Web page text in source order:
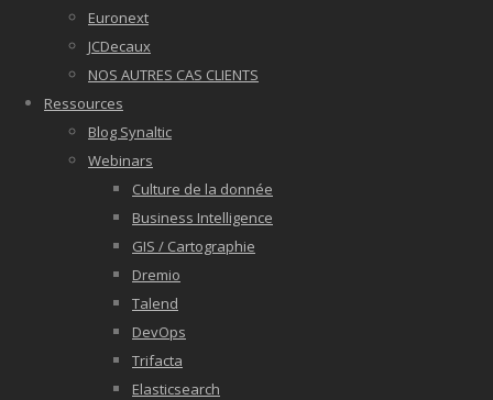
Euronext
JCDecaux
NOS AUTRES CAS CLIENTS
Ressources
Blog Synaltic
Webinars
Culture de la donnée
Business Intelligence
GIS / Cartographie
Dremio
Talend
DevOps
Trifacta
Elasticsearch